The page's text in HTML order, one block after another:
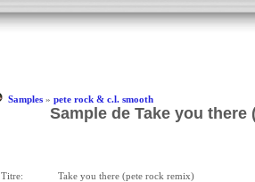
Samples» pete rock & c.l. smooth
Sample de Take you
Titre: Take you there (pete rock remix)